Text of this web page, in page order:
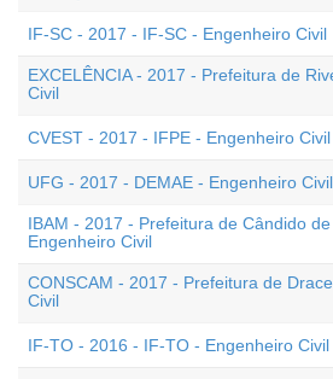
IF-SC - 2017 - IF-SC - Engenheiro Civil
EXCELÊNCIA - 2017 - Prefeitura de
Civil
CVEST - 2017 - IFPE - Engenheiro Civil
UFG - 2017 - DEMAE - Engenheiro Civil
IBAM - 2017 - Prefeitura de Cândido
Engenheiro Civil
CONSCAM - 2017 - Prefeitura de
Civil
IF-TO - 2016 - IF-TO - Engenheiro Civil